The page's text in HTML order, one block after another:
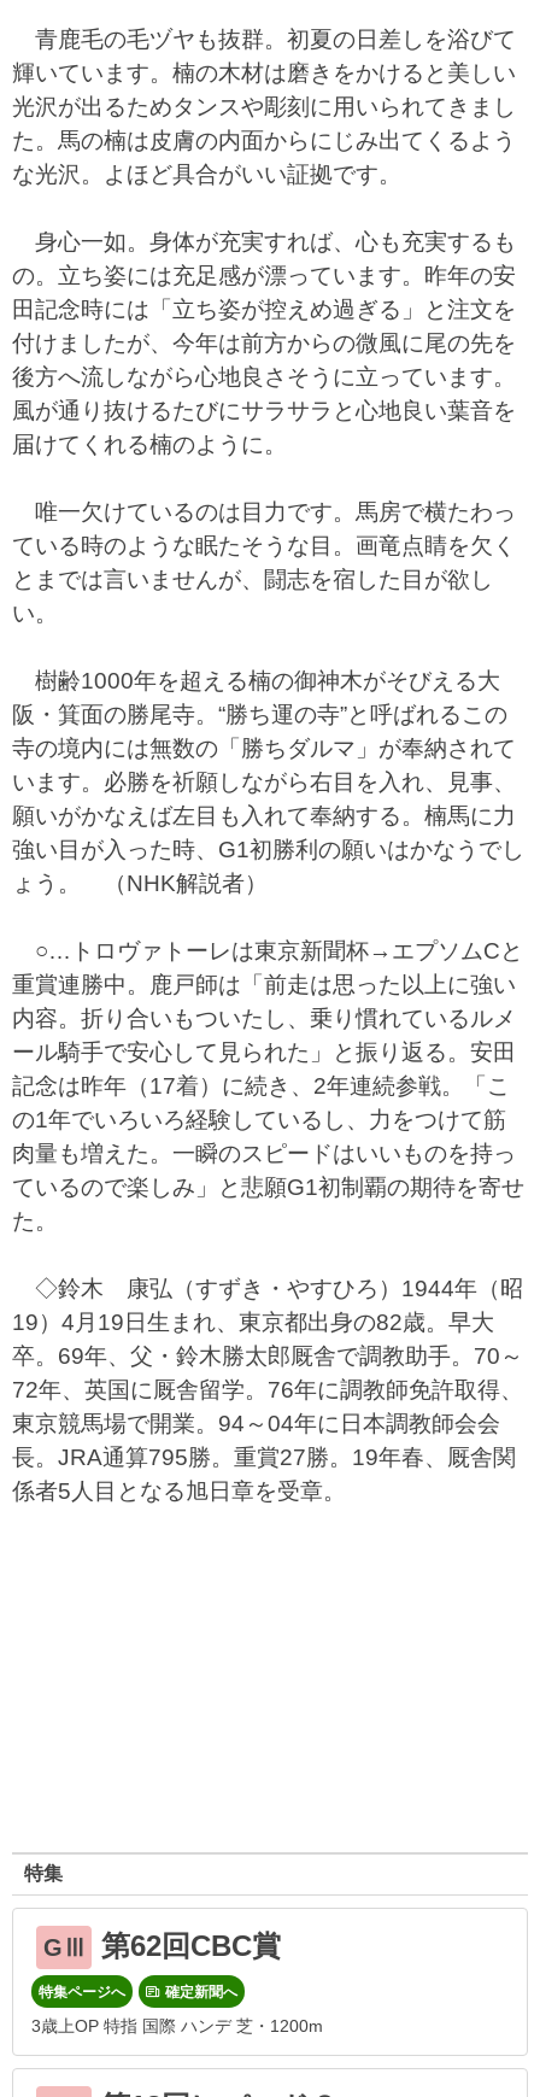
青鹿毛の毛ヅヤも抜群。初夏の日差しを浴びて
輝いています。楠の木材は磨きをかけると美しい
光沢が出るためタンスや彫刻に用いられてきまし
た。馬の楠は皮膚の内面からにじみ出てくるよう
な光沢。よほど具合がいい証拠です。
身心一如。身体が充実すれば、心も充実するも
の。立ち姿には充足感が漂っています。昨年の安
田記念時には「立ち姿が控えめ過ぎる」と注文を
付けましたが、今年は前方からの微風に尾の先を
後方へ流しながら心地良さそうに立っています。
風が通り抜けるたびにサラサラと心地良い葉音を
届けてくれる楠のように。
唯一欠けているのは目力です。馬房で横たわっ
ている時のような眠たそうな目。画竜点睛を欠く
とまでは言いませんが、闘志を宿した目が欲し
い。
樹齢1000年を超える楠の御神木がそびえる大
阪・箕面の勝尾寺。“勝ち運の寺”と呼ばれるこの
寺の境内には無数の「勝ちダルマ」が奉納されて
います。必勝を祈願しながら右目を入れ、見事、
願いがかなえば左目も入れて奉納する。楠馬に力
強い目が入った時、G1初勝利の願いはかなうでし
ょう。 （NHK解説者）
○…トロヴァトーレは東京新聞杯→エプソムCと
重賞連勝中。鹿戸師は「前走は思った以上に強い
内容。折り合いもついたし、乗り慣れているルメ
ール騎手で安心して見られた」と振り返る。安田
記念は昨年（17着）に続き、2年連続参戦。「こ
の1年でいろいろ経験しているし、力をつけて筋
肉量も増えた。一瞬のスピードはいいものを持っ
ているので楽しみ」と悲願G1初制覇の期待を寄せ
た。
◇鈴木 康弘（すずき・やすひろ）1944年（昭
19）4月19日生まれ、東京都出身の82歳。早大
卒。69年、父・鈴木勝太郎厩舎で調教助手。70～
72年、英国に厩舎留学。76年に調教師免許取得、
東京競馬場で開業。94～04年に日本調教師会会
長。JRA通算795勝。重賞27勝。19年春、厩舎関
係者5人目となる旭日章を受章。
特集
GⅢ 第62回CBC賞
特集ページへ 確定新聞へ
3歳上OP 特指 国際 ハンデ 芝・1200m